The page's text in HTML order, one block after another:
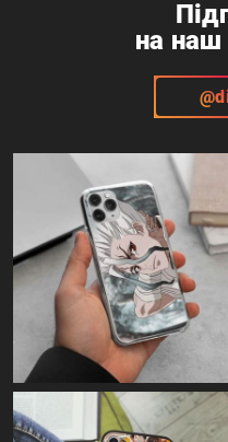
на